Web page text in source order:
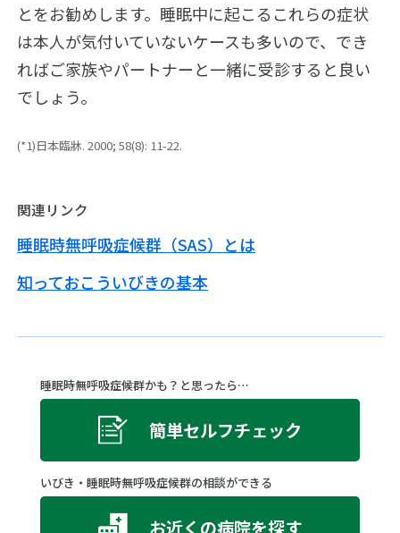
ズ
ム
疑
わ
れ
人
の
き
こ
ス
合
併
い
び
き
を
く
き
種
策
び
き
療
ね
む
り
の
ラ
日
特
集
ト
プ
イ
ベ
レ
ー
とをお勧めします。睡眠中に起こるこれらの症状
は本人が気付いていないケースも多いので、でき
ればご家族やパートナーと一緒に受診すると良い
でしょう。
(*1)日本臨牀. 2000; 58(8): 11-22.
関連リンク
睡眠時無呼吸症候群（SAS）とは
知っておこういびきの基本
睡眠時無呼吸症候群かも？と思ったら…
簡単セルフチェック
いびき・睡眠時無呼吸症候群の相談ができる
お近くの病院を探す